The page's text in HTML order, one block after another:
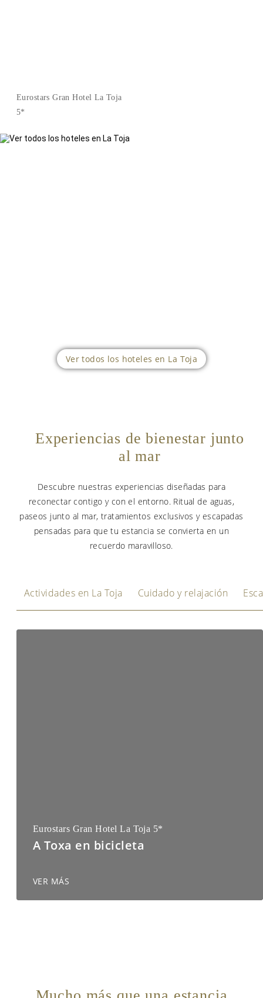
Eurostars Gran Hotel La Toja
5*
Ver todos los hoteles en La Toja
Experiencias de bienestar junto
al mar
Descubre nuestras experiencias diseñadas para
reconectar contigo y con el entorno. Ritual de aguas,
paseos junto al mar, tratamientos exclusivos y escapadas
pensadas para que tu estancia se convierta en un
recuerdo maravilloso.
Actividades en La Toja Cuidado y relajación
Eurostars Gran Hotel La Toja 5*
A Toxa en bicicleta
VER MÁS